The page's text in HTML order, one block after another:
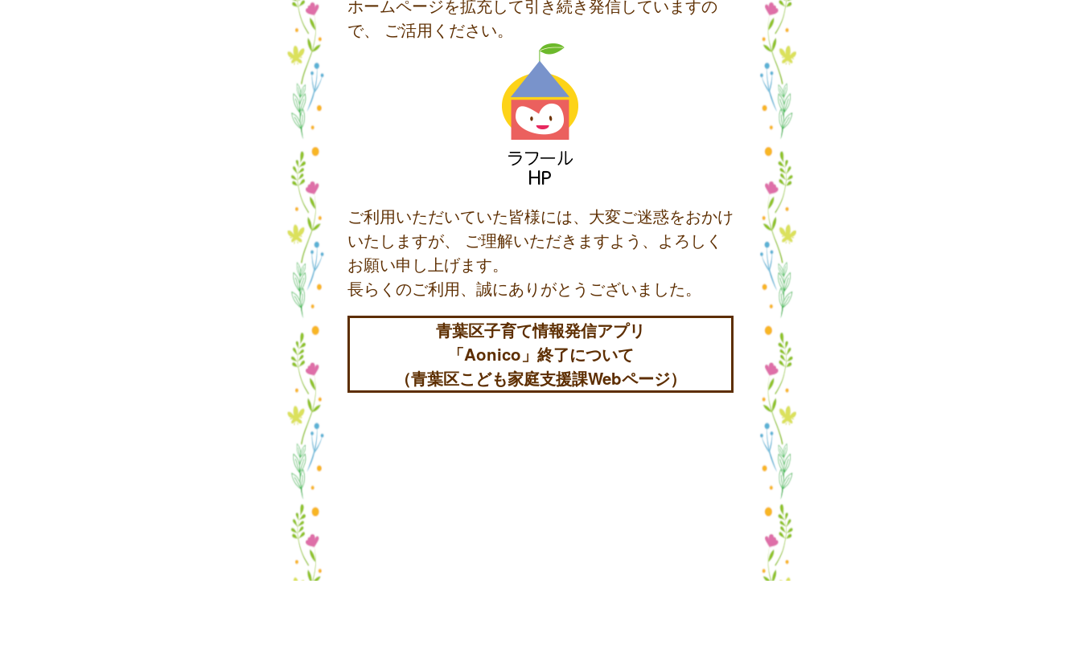
ホームページを拡充して引き続き発信していますの
で、 ご活用ください。
ご利用いただいていた皆様には、大変ご迷惑をおかけ
いたしますが、 ご理解いただきますよう、よろしく
お願い申し上げます。
長らくのご利用、誠にありがとうございました。
青葉区子育て情報発信アプリ
「Aonico」終了について
（青葉区こども家庭支援課Webページ）